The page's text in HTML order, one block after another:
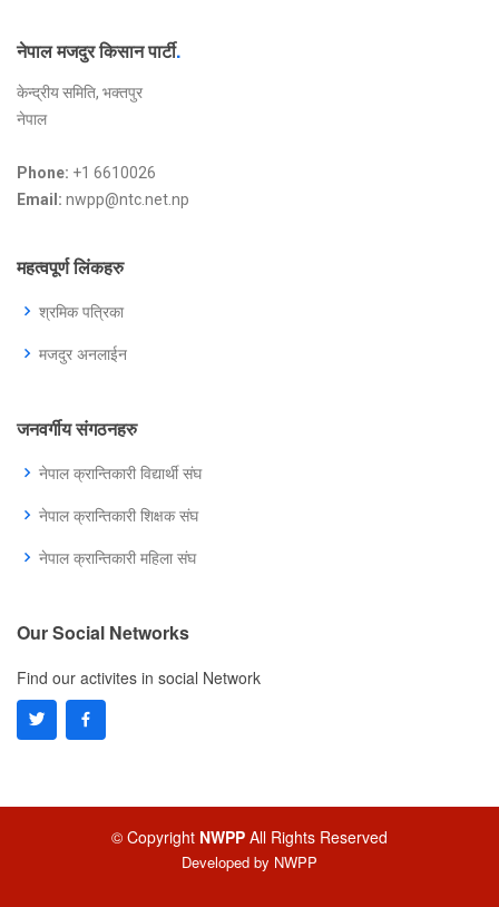
नेपाल मजदुर किसान पार्टी.
केन्द्रीय समिति, भक्तपुर
नेपाल
Phone: +1 6610026
Email: nwpp@ntc.net.np
महत्वपूर्ण लिंकहरु
श्रमिक पत्रिका
मजदुर अनलाईन
जनवर्गीय संगठनहरु
नेपाल क्रान्तिकारी विद्यार्थी संघ
नेपाल क्रान्तिकारी शिक्षक संघ
नेपाल क्रान्तिकारी महिला संघ
Our Social Networks
Find our activites in social Network
© Copyright NWPP All Rights Reserved
Developed by NWPP